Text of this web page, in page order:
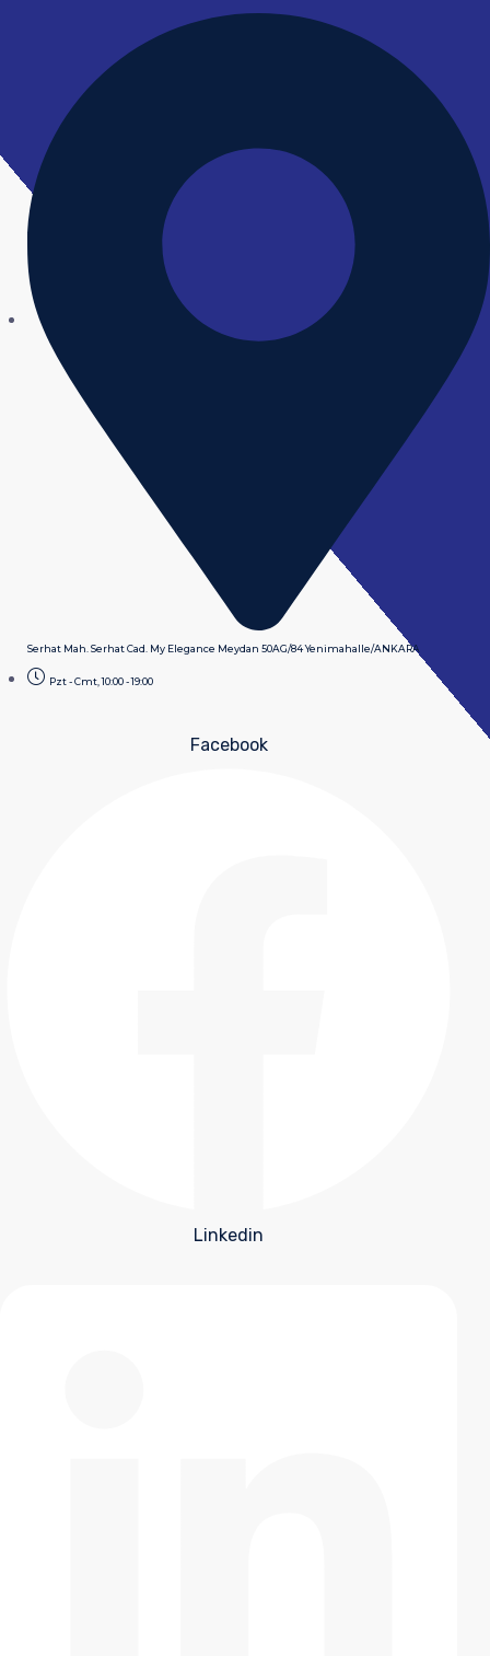
Serhat Mah. Serhat Cad. My Elegance Meydan 50AG/84 Yenimahalle/ANKARA
Pzt - Cmt, 10:00 - 19:00
Facebook
Linkedin